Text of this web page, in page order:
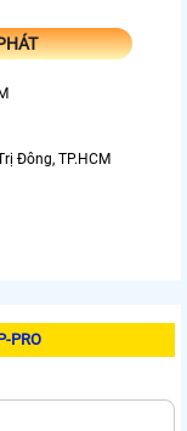
Đông, TP.HCM
PRO